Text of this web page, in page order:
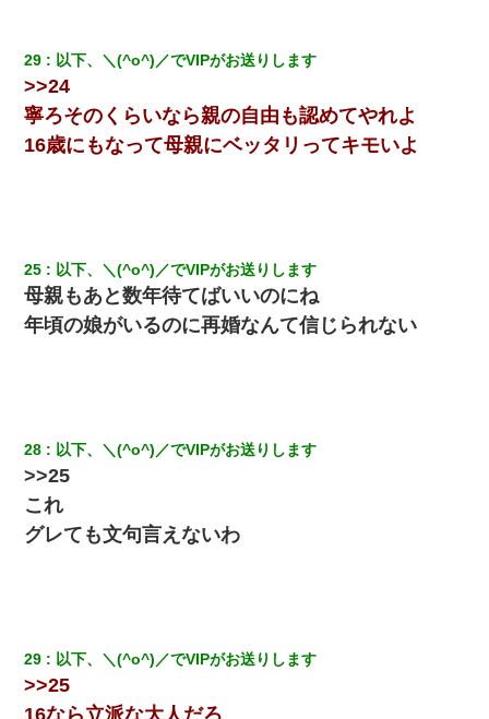
29 以下、＼(^o^)／でVIPがお送りします
>>24
寧ろそのくらいなら親の自由も認めてやれよ
16歳にもなって母親にベッタリってキモいよ
25 以下、＼(^o^)／でVIPがお送りします
母親もあと数年待てばいいのにね
年頃の娘がいるのに再婚なんて信じられない
28 以下、＼(^o^)／でVIPがお送りします
>>25
これ
グレても文句言えないわ
29 以下、＼(^o^)／でVIPがお送りします
>>25
16なら立派な大人だろ